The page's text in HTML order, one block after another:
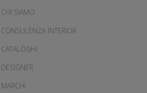
CHI SIAMO
CONSULENZA INTERIOR
CATALOGHI
DESIGNER
MARCHI